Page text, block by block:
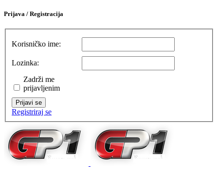
Prijava / Registracija
Korisničko ime:
Lozinka:
Zadrži me
prijavljenim
Prijavi se
Registriraj se